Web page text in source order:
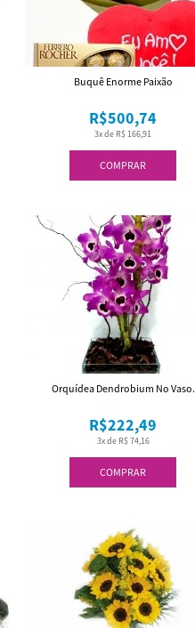
COMPRAR
3x de R$ 166,91
R$500,74
Buquê Enorme Paixão
COMPRAR
3x de R$ 74,16
R$222,49
Orquídea Dendrobium No Vaso.